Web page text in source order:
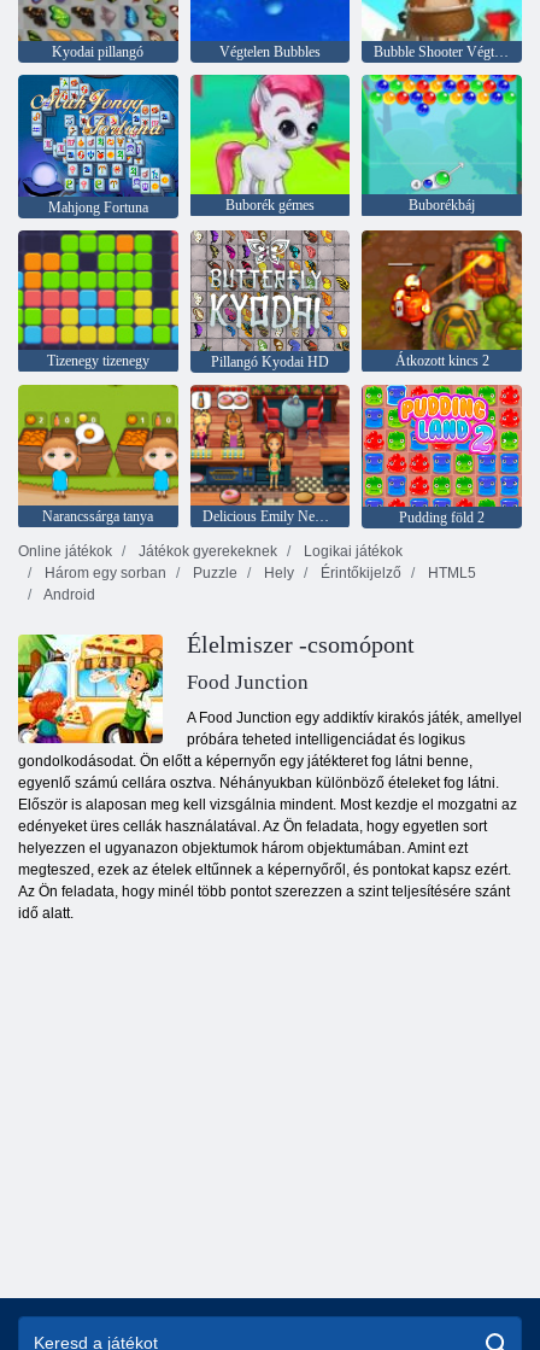
Kyodai pillangó Végtelen Bubbles Bubble Shooter Végtelen
Mahjong Fortuna Buborék gémes Buborékbáj
Tizenegy tizenegy Pillangó Kyodai HD Átkozott kincs 2
Narancssárga tanya Delicious Emily New Beginning
Pudding föld 2
Online játékok
Játékok gyerekeknek
Logikai játékok
Három egy sorban
Puzzle Hely Érintőkijelző
HTML5
Android
Élelmiszer -csomópont
Food Junction
A Food Junction egy addiktív kirakós játék, amellyel
próbára teheted intelligenciádat és logikus
gondolkodásodat. Ön előtt a képernyőn egy játékteret fog látni benne,
egyenlő számú cellára osztva. Néhányukban különböző ételeket fog látni.
Először is alaposan meg kell vizsgálnia mindent. Most kezdje el mozgatni az
edényeket üres cellák használatával. Az Ön feladata, hogy egyetlen sort
helyezzen el ugyanazon objektumok három objektumában. Amint ezt
megteszed, ezek az ételek eltűnnek a képernyőről, és pontokat kapsz ezért.
Az Ön feladata, hogy minél több pontot szerezzen a szint teljesítésére szánt
idő alatt.